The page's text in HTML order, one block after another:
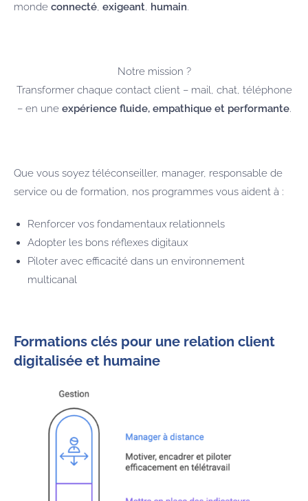
monde connecté, exigeant, humain.
Notre mission ?
Transformer chaque contact client – mail, chat, téléphone
– en une expérience fluide, empathique et performante.
Que vous soyez téléconseiller, manager, responsable de
service ou de formation, nos programmes vous aident à :
Renforcer vos fondamentaux relationnels
Adopter les bons réflexes digitaux
Piloter avec efficacité dans un environnement
multicanal
Formations clés pour une relation client
digitalisée et humaine